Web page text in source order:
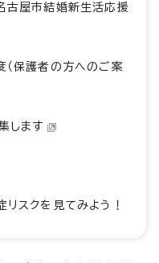
古屋市結婚新生活応援
（保護者の方へのご案
します
スクを見てみよう！